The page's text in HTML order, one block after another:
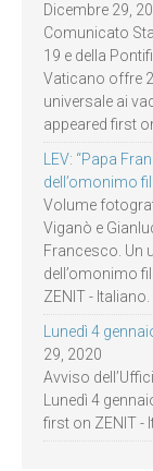
Dicembre 29,
Comunicato
19 e della
Vaticano offre
universale ai
appeared first
LEV: “Papa
dell’omonimo
Volume
Viganò e
Francesco. Un
dell’omonimo
ZENIT - Italiano.
Lunedì 4
29, 2020
Avviso
Lunedì 4
first on ZENIT -